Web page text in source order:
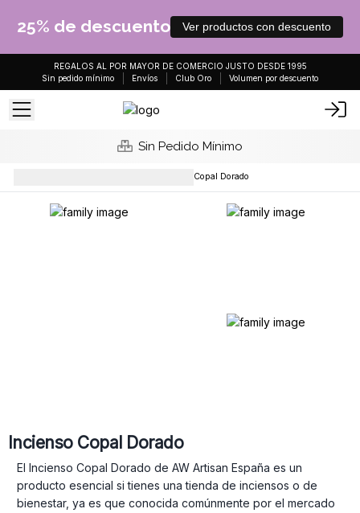
25% de descuento Ver productos con descuento
REGALOS AL POR MAYOR DE COMERCIO JUSTO DESDE 1995
Sin pedido mínimo
Envíos Club Oro Volumen por descuento
Sin Pedido Mínimo
Incienso Copal Dorado
Incienso Copal Dorado
El Incienso Copal Dorado de AW Artisan España es un
producto esencial si tienes una tienda de inciensos o de
bienestar, ya es que conocida comúnmente por el mercado